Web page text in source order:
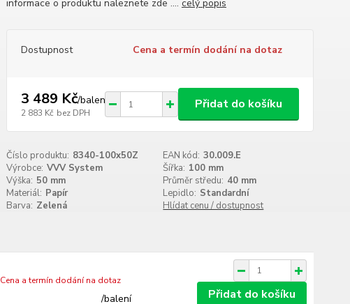
informace o produktu naleznete zde .... celý popis
Dostupnost Cena a termín dodání na dotaz
3 489 Kč/balení
2 883 Kč bez DPH
Přidat do košíku
Číslo produktu: 8340-100x50Z EAN kód: 30.009.E
Výrobce: VVV System Šířka: 100 mm
Výška: 50 mm Průměr středu: 40 mm
Materiál: Papír Lepidlo: Standardní
Barva: Zelená Hlídat cenu / dostupnost
/balení
Cena a termín dodání na dotaz
Přidat do košíku